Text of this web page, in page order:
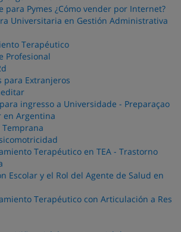
para Pymes ¿Cómo vender por Internet?
Universitaria en Gestión Administrativa
Terapéutico
Profesional
para Extranjeros
ingresso a Universidade - Preparaçao
en Argentina
Terapéutico en TEA - Trastorno
Escolar y el Rol del Agente de Salud en
Terapéutico con Articulación a Res